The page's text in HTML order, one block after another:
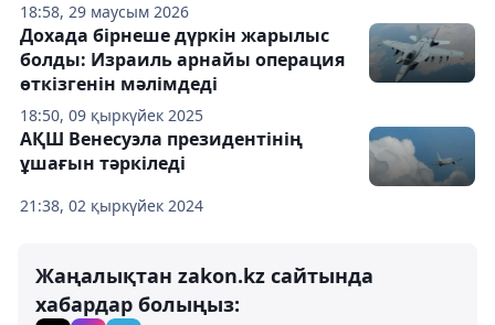
18:58, 29 маусым 2026
18:50, 09 қыркүйек 2025
Дохада бірнеше дүркін жарылыс
болды: Израиль арнайы операция
өткізгенін мәлімдеді
21:38, 02 қыркүйек 2024
АҚШ Венесуэла президентінің
ұшағын тәркіледі
Жаңалықтан zakon.kz сайтында
хабардар болыңыз: